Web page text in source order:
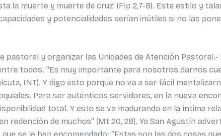
la muerte y muerte de cruz’ (Flp 2,7-8). Este estilo y
y potencialidades serían inútiles si no las
pastoral y organizar las Unidades de Atención
todos. “Es muy importante para nosotros darnos
INT). Y digo esto porque no va a ser fácil
Para ser auténticos servidores, en la nueva
total. Y esto se va madurando en la íntima
redención de muchos” (Mt 20, 28). Ya San Agustín